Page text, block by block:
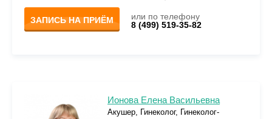
ЗАПИСЬ НА ПРИЁМ
или по телефону
8 (499) 519-35-82
Ионова Елена Васильевна
Акушер, Гинеколог, Гинеколог-